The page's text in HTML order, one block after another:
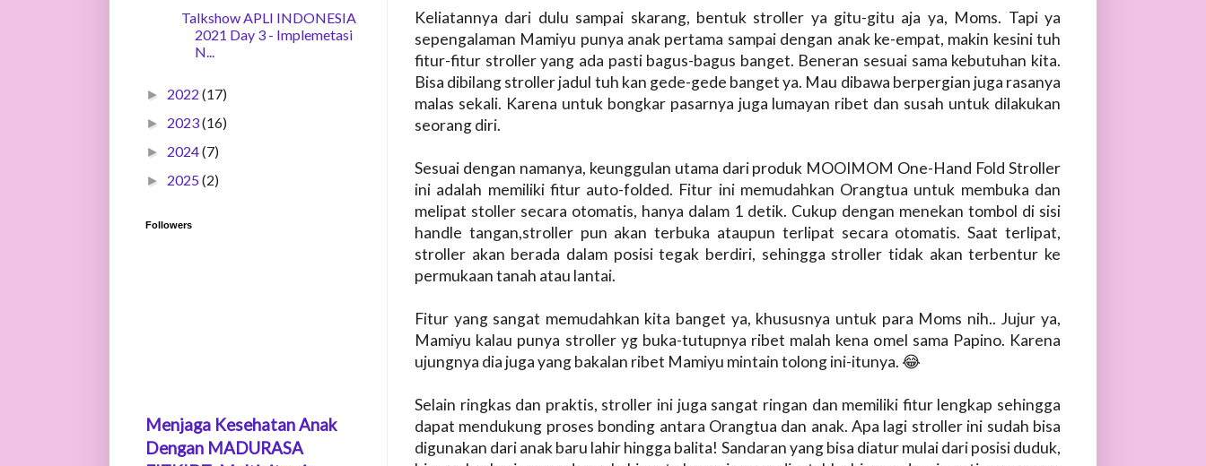
Keliatannya dari dulu sampai skarang, bentuk stroller ya gitu-gitu aja ya, Moms. Tapi ya
sepengalaman Mamiyu punya anak pertama sampai dengan anak ke-empat, makin kesini tuh
fitur-fitur stroller yang ada pasti bagus-bagus banget. Beneran sesuai sama kebutuhan kita.
Bisa dibilang stroller jadul tuh kan gede-gede banget ya. Mau dibawa berpergian juga rasanya
malas sekali. Karena untuk bongkar pasarnya juga lumayan ribet dan susah untuk dilakukan
seorang diri.
Sesuai dengan namanya, keunggulan utama dari produk MOOIMOM One-Hand Fold Stroller
ini adalah memiliki fitur auto-folded. Fitur ini memudahkan Orangtua untuk membuka dan
melipat stoller secara otomatis, hanya dalam 1 detik. Cukup dengan menekan tombol di sisi
handle tangan,stroller pun akan terbuka ataupun terlipat secara otomatis. Saat terlipat,
stroller akan berada dalam posisi tegak berdiri, sehingga stroller tidak akan terbentur ke
permukaan tanah atau lantai.
Fitur yang sangat memudahkan kita banget ya, khususnya untuk para Moms nih.. Jujur ya,
Mamiyu kalau punya stroller yg buka-tutupnya ribet malah kena omel sama Papino. Karena
ujungnya dia juga yang bakalan ribet Mamiyu mintain tolong ini-itunya. 😂
Selain ringkas dan praktis, stroller ini juga sangat ringan dan memiliki fitur lengkap sehingga
dapat mendukung proses bonding antara Orangtua dan anak. Apa lagi stroller ini sudah bisa
digunakan dari anak baru lahir hingga balita! Sandaran yang bisa diatur mulai dari posisi duduk,
Talkshow APLI INDONESIA
2021 Day 3 - Implemetasi
N...
► 2022 (17)
► 2023(16)
► 2024(7)
► 2025(2)
Followers
Menjaga Kesehatan Anak
Dengan MADURASA